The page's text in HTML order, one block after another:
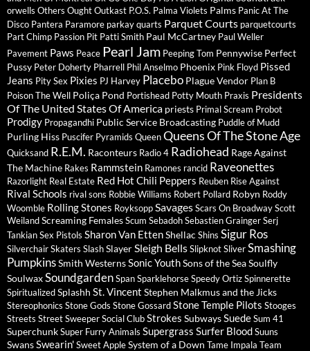
orwells Others OughtOutkast P.O.S. Palma Violets Palms Panic At The
Disco Pantera Paramore parkay quarts Parquet Courts parquetcourts
Part Chimp Passion Pit Patti Smith Paul McCartney Paul Weller
Pavement Paws Peace Pearl Jam Peeping Tom Pennywise Perfect
Pussy Peter Doherty Pharrell Phil Anselmo Phoenix Pink Floyd Pissed
Jeans Pity Sex Pixies PJ Harvey Placebo Plague Vendor Plan B
Poison The Well Poliça Pond Portishead Potty Mouth Praxis Presidents
Of The United States Of America priests Primal Scream Probot
Prodigy Propagandhi Public Service Broadcasting Puddle of Mudd
Purling Hiss Puscifer Pyramids QueenQueens Of The Stone Age
Quicksand R.E.M. Raconteurs Radio 4 Radiohead Rage Against
The Machine Rakes Rammstein Ramones rancid Raveonettes
Razorlight Real Estate Red Hot Chili Peppers Reuben Rise Against
Rival Schools rival sons Robbie Williams Robert Pollard Robyn Roddy
Woomble Rolling Stones RoyksoppSavagesScars On BroadwayScott
WeilandScreaming FemalesScum SebadohSebastien GraingerSerj
TankianSex Pistols Sharon Van EttenShellac Shins Sigur Ros
SilverchairSkaters SlashSlayerSleigh BellsSlipknotSliverSmashing
PumpkinsSmith WesternsSonic YouthSons of the SeaSoulfly
SoulwaxSoundgardenSpanSparklehorseSpeedy OrtizSpinnerette
SpiritualizedSplashh St. Vincent Stephen Malkmus and the Jicks
Stereophonics Stone Gods Stone GossardStone Temple Pilots Stooges
Streets Street Sweeper Social ClubStrokes SubwaysSuedeSum 41
SuperchunkSuper Furry Animals Supergrass Surfer BloodSuuns
SwansSwearin'Sweet AppleSystem of a Down Tame Impala Team